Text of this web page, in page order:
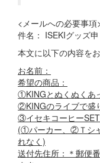
<メールへの必要事項
件名： ISEKIグッズ
本文に以下の内容を
お名前：
希望の商品：
①KINGとぬくぬく
②KINGのライブで
③イセキコーヒー
(①パーカー、②Ｔシ
れなく)
送付先住所：＊郵便